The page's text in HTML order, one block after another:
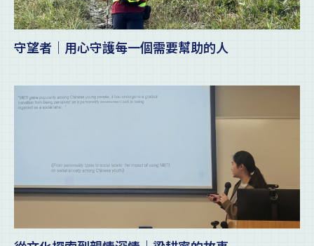
守望者｜用心守護每一個需要幫助的人